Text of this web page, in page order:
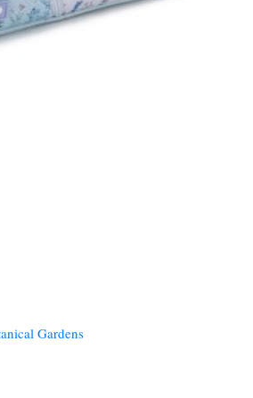
Gardens